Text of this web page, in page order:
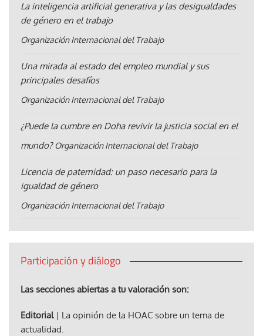
La inteligencia artificial generativa y las desigualdades
de género en el trabajo
Organización Internacional del Trabajo
Una mirada al estado del empleo mundial y sus
principales desafíos
Organización Internacional del Trabajo
¿Puede la cumbre en Doha revivir la justicia social en el
mundo? Organización Internacional del Trabajo
Licencia de paternidad: un paso necesario para la
igualdad de género
Organización Internacional del Trabajo
Participación y diálogo
Las secciones abiertas a tu valoración son:
Editorial| La opinión de la HOAC sobre un tema de
actualidad.